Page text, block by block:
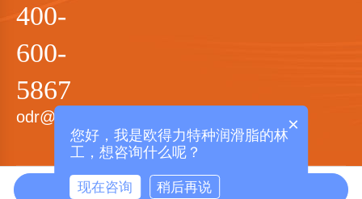
400-
600-
5867
odr@odrgrease.com
Copyright © 欧德力（厦门）润滑材料科技有限公司 版权所有 备案号：
闽ICP备10201733号-1
×
您好，我是欧得力特种润滑脂的林
工，想咨询什么呢？
现在咨询 稍后再说
马上咨询